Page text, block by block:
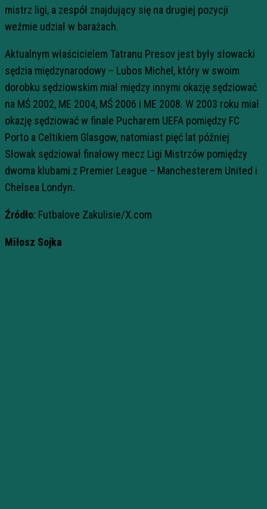
mistrz ligi, a zespół znajdujący się na drugiej pozycji
weźmie udział w barażach.
Aktualnym właścicielem Tatranu Presov jest były słowacki
sędzia międzynarodowy – Lubos Michel, który w swoim
dorobku sędziowskim miał między innymi okazję sędziować
na MŚ 2002, ME 2004, MŚ 2006 i ME 2008. W 2003 roku miał
okazję sędziować w finale Pucharem UEFA pomiędzy FC
Porto a Celtikiem Glasgow, natomiast pięć lat później
Słowak sędziował finałowy mecz Ligi Mistrzów pomiędzy
dwoma klubami z Premier League – Manchesterem United i
Chelsea Londyn.
Źródło: Futbalove Zakulisie/X.com
Miłosz Sojka